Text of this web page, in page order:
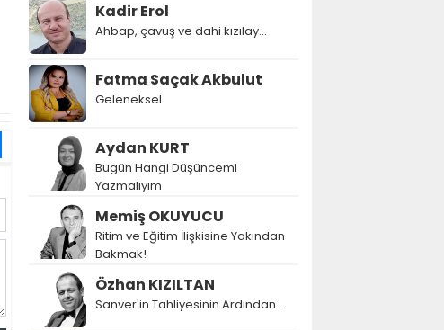
Kadir Erol
Ahbap, çavuş ve dahi kızılay...
Fatma Saçak Akbulut
Geleneksel
Aydan KURT
Bugün Hangi Düşüncemi
Yazmalıyım
Memiş OKUYUCU
Ritim ve Eğitim İlişkisine Yakından
Bakmak!
Özhan KIZILTAN
Sanver'in Tahliyesinin Ardından…